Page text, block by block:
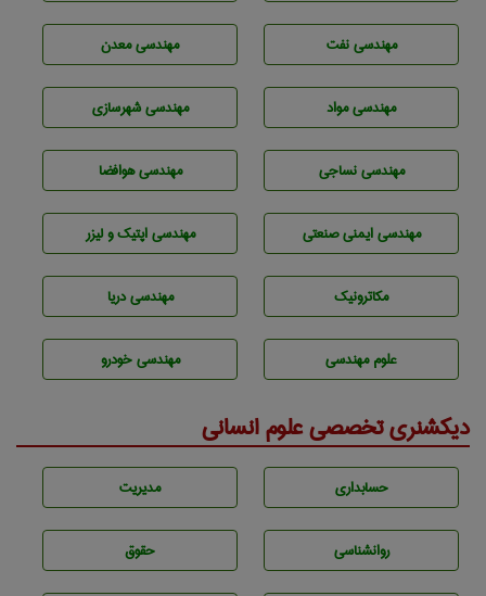
مهندسی نفت مهندسی معدن
مهندسی مواد مهندسی شهرسازی
مهندسي نساجی مهندسی هوافضا
مهندسی ایمنی صنعتی مهندسی اپتیک و لیزر
مکاترونیک مهندسی دریا
علوم مهندسی مهندسی خودرو
دیکشنری تخصصی علوم انسانی
حسابداری مديريت
روانشناسی حقوق